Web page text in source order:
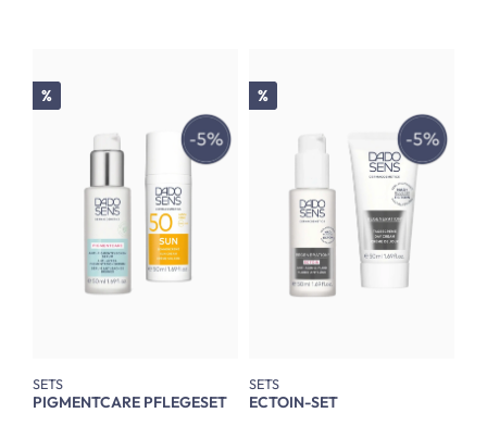
Rabatt
%
SETS
PIGMENTCARE PFLEGESET
Rabatt
%
SETS
ECTOIN-SET